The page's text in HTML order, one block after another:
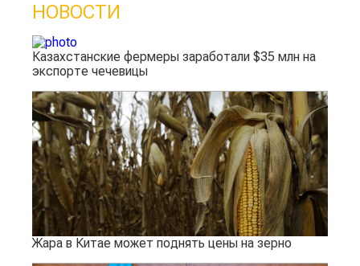
НОВОСТИ
Казахстанские фермеры заработали $35 млн на
экспорте чечевицы
Жара в Китае может поднять цены на зерно